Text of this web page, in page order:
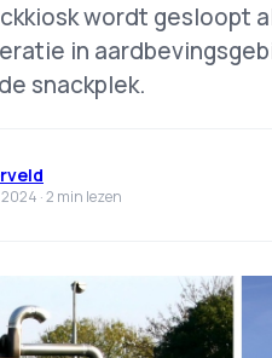
wordt gesloopt
in
snackplek.
·2 min lezen